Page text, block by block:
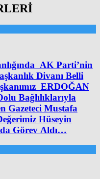
AK Parti’nin
Divanı Belli
ERDOĞAN
Bağlılıklarıyla
Gazeteci Mustafa
Hüseyin
Görev Aldı…